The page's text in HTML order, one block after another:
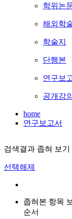
학위논
해외학
학술지
단행본
연구보
공개강의
home
연구보고서
검색결과 좁혀 보기
선택해제
좁혀본 항목
순서